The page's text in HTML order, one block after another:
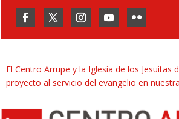
El Centro Arrupe y la Iglesia de los Jesuitas
proyecto al servicio del evangelio en